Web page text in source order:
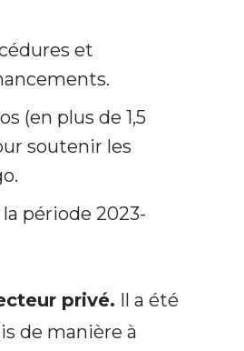
et
(en plus de 1,5
soutenir les
période 2023-
privé. Il a été
de manière à